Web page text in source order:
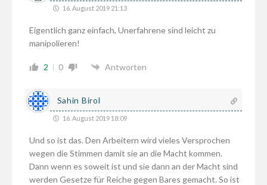
16. August 2019 21:13
Eigentlich ganz einfach, Unerfahrene sind leicht zu
manipolieren!
2 0 Antworten
Sahin Birol
16. August 2019 18:09
Und so ist das. Den Arbeitern wird vieles Versprochen
wegen die Stimmen damit sie an die Macht kommen.
Dann wenn es soweit ist und sie dann an der Macht sind
werden Gesetze für Reiche gegen Bares gemacht. So ist